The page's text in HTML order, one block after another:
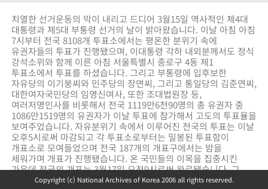
치열한 선거운동의 막이 내리고 드디어 3월15일 역사적인 제4대
대통령과 제5대 부통령 선거의 날이 밝아왔습니다. 이날 아침 아침
7시부터 전국 8108개 투표소에서는 평온한 분위기 속에
유권자들의 투표가 진행됐으며, 이대통령 각하 내외분께서도 정식
강석소위와 함께 이른 아침 서울특별시 종로구 4동 제1
투표소에서 투표를 하셨습니다. 그리고 부통령에 입후보한
자유당의 이기붕씨와 민주당의 장면씨, 그리고 통일당의 김준연씨,
대한여자국민당의 임영신여사, 또한 조대법원장 등,
여러저명인사를 비롯해서 전국 1119만6천90명의 총 유권자 중
1086만1519명의 유권자가 이날 투표에 참가해서 고도의 투표율을
보여주었습니다. 자유분위기 속에서 이루어진 전국의 투표는 이날
오후5시로써 마감되고 각 투표소로부터는 밀봉된 투표함이
개표소로 모여들었으며 전국 187개의 개표구에서는 밤을
세워가며 개표가 진행됐습니다. 온 국민들의 이목을 집중시킨
가운데 전국의 개표는 3월17일 오전9시로써 완료됐습니다. 그
결과 대통령에는 자유당의 입후보자이신 이승만 박사가
Copyright (c) National Archives of Korea 2006 all rights reserved.